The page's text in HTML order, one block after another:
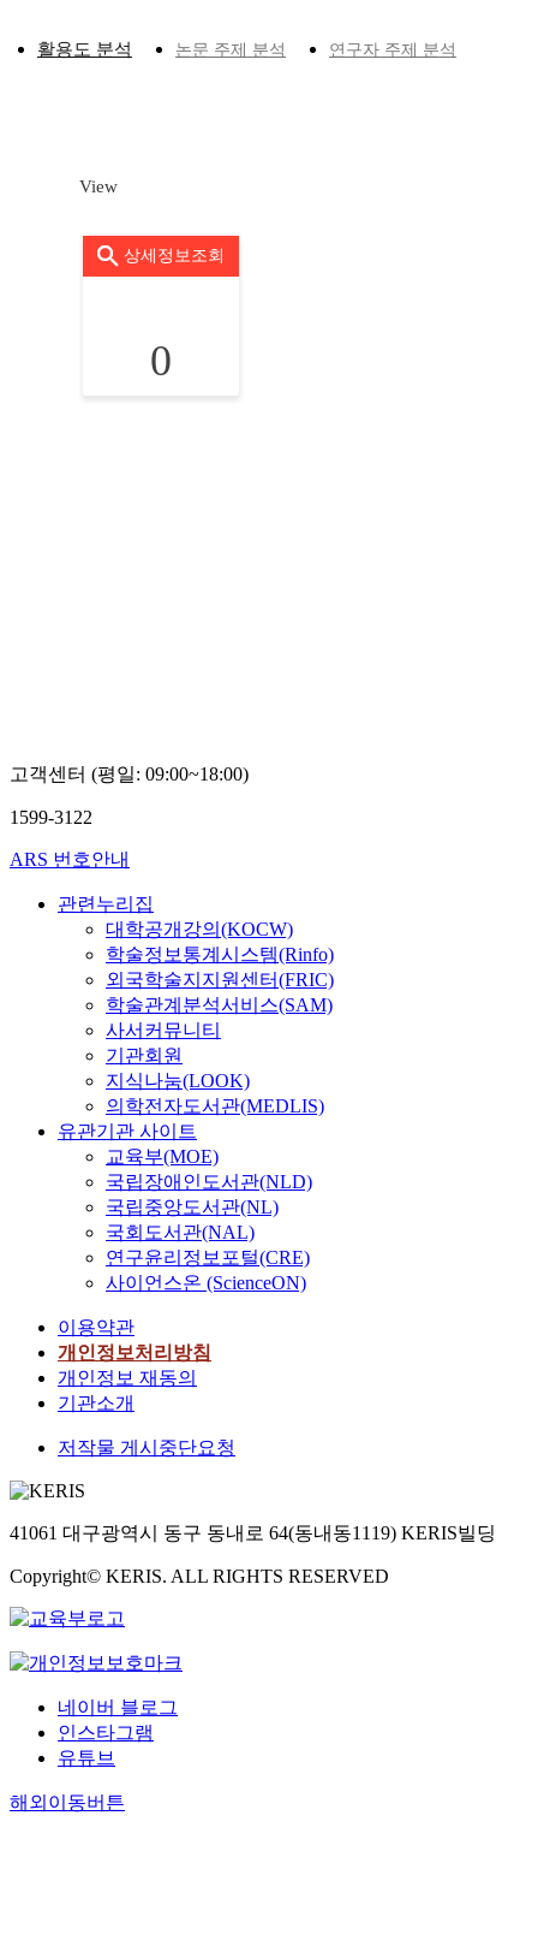
활용도 분석 논문 주제 분석 연구자 주제 분석
View
상세정보조회
0
고객센터 (평일: 09:00~18:00)
1599-3122
ARS 번호안내
관련누리집
대학공개강의(KOCW)
학술정보통계시스템(Rinfo)
외국학술지지원센터(FRIC)
학술관계분석서비스(SAM)
사서커뮤니티
기관회원
지식나눔(LOOK)
의학전자도서관(MEDLIS)
유관기관 사이트
교육부(MOE)
국립장애인도서관(NLD)
국립중앙도서관(NL)
국회도서관(NAL)
연구윤리정보포털(CRE)
사이언스온 (ScienceON)
이용약관
개인정보처리방침
개인정보 재동의
기관소개
저작물 게시중단요청
41061 대구광역시 동구 동내로 64(동내동1119) KERIS빌딩
Copyright© KERIS. ALL RIGHTS RESERVED
네이버 블로그
인스타그램
유튜브
해외이동버튼